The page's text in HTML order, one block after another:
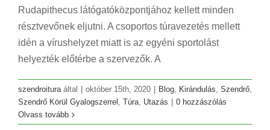
Rudapithecus látógatóközpontjához kellett minden
résztvevőnek eljutni. A csoportos túravezetés mellett
idén a vírushelyzet miatt is az egyéni sportolást
helyezték előtérbe a szervezők. A
szendroituraáltal október 15th, 2020 Blog, Kirándulás, Szendrő,
Szendrő Körül Gyalogszerrel , Túra, Utazás
0 hozzászólás
Olvass tovább
Szendrő városnap – Kenuzás a Bódván